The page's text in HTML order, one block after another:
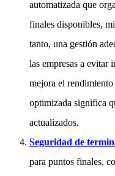
automatizada que
finales disponibles,
tanto, una gestión
las empresas a evitar
mejora el
optimizada significa
actualizados.
Seguridad de
para puntos finales,